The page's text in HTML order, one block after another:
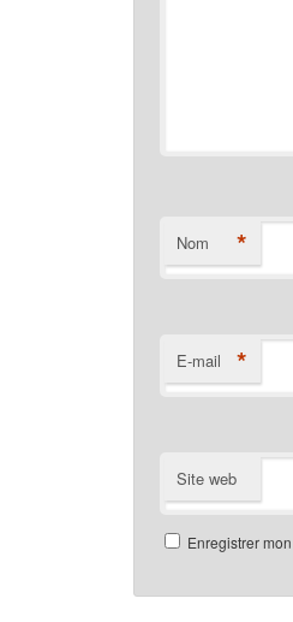
Nom *
E-mail *
Site web
Enregistrer